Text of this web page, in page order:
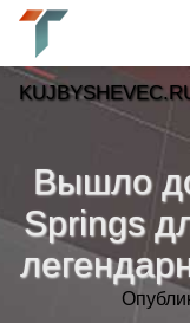
Вышло
Springs
Новости»
Тренды
Рубрики»